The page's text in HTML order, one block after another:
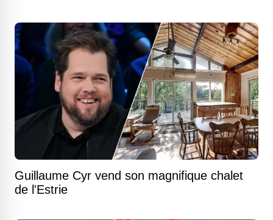
Guillaume Cyr vend son magnifique chalet
de l'Estrie